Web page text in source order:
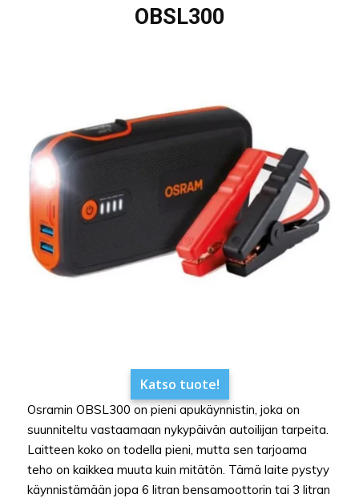
OBSL300
Katso tuote!
Osramin OBSL300 on pieni apukäynnistin, joka on
suunniteltu vastaamaan nykypäivän autoilijan tarpeita.
Laitteen koko on todella pieni, mutta sen tarjoama
teho on kaikkea muuta kuin mitätön. Tämä laite pystyy
käynnistämään jopa 6 litran bensamoottorin tai 3 litran